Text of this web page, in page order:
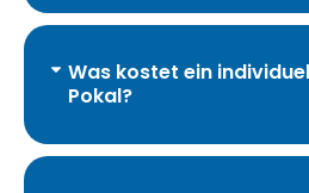
Was kostet ein
Pokal?